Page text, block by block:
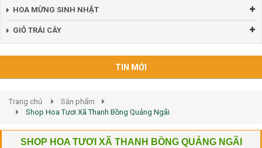
HOA MỪNG SINH NHẬT
GIỎ TRÁI CÂY
TIN MỚI
Trang chủ
Sản phẩm
Shop Hoa Tươi Xã Thanh Bồng Quảng Ngãi
SHOP HOA TƯƠI XÃ THANH BỒNG QUẢNG NGÃI